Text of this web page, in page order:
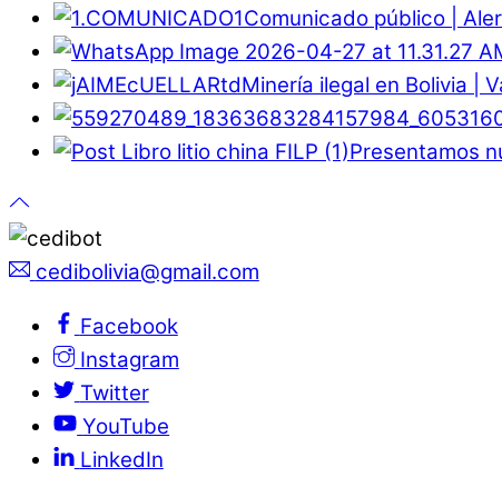
Comunicado público |
Minería ilegal en Bolivia |
Presentamos
cedibolivia@gmail.com
Facebook
Instagram
Twitter
YouTube
LinkedIn